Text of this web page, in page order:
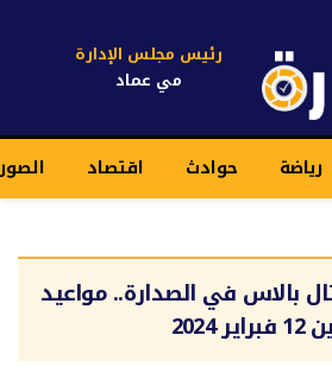
رئيس مجلس الإدارة
مي عماد
رياضة حوادث اقتصاد
بالاس في الصدارة.. مواعيد